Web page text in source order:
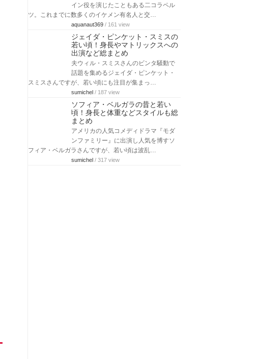
イン役を演じたこともある二コラペル
ツ。これまでに数多くのイケメン有名人と交…
aquanaut369 / 161 view
ジェイダ・ピンケット・スミスの
若い頃！身長やマトリックスへの
出演など総まとめ
夫ウィル・スミスさんのビンタ騒動で
話題を集めるジェイダ・ピンケット・
スミスさんですが、若い頃にも注目が集まっ…
sumichel / 187 view
ソフィア・ベルガラの昔と若い
頃！身長と体重などスタイルも総
まとめ
アメリカの人気コメディドラマ『モダ
ンファミリー』に出演し人気を博すソ
フィア・ベルガラさんですが、若い頃は波乱…
sumichel / 317 view